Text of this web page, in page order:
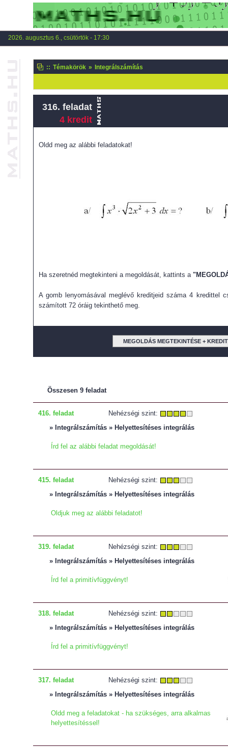
2026. augusztus 6., csütörtök - 17:30
:: Témakörök » Integrálszámítás
316. feladat
4 kredit
Oldd meg az alábbi feladatokat!
Ha szeretnéd megtekinteni a megoldását, kattints a
A gomb lenyomásával meglévő kreditjeid száma 4 kredittel
számított 72 óráig tekinthető meg.
MEGOLDÁS MEGTEKINTÉSE +
Összesen 9 feladat
416. feladat
Nehézségi szint:
» Integrálszámítás » Helyettesítéses integrálás
Írd fel az alábbi feladat megoldását!
415. feladat
Nehézségi szint:
» Integrálszámítás » Helyettesítéses integrálás
Oldjuk meg az alábbi feladatot!
319. feladat
Nehézségi szint:
» Integrálszámítás » Helyettesítéses integrálás
Írd fel a primitívfüggvényt!
318. feladat
Nehézségi szint:
» Integrálszámítás » Helyettesítéses integrálás
Írd fel a primitívfüggvényt!
317. feladat
Nehézségi szint:
» Integrálszámítás » Helyettesítéses integrálás
Oldd meg a feladatokat - ha szükséges, arra alkalmas
helyettesítéssel!